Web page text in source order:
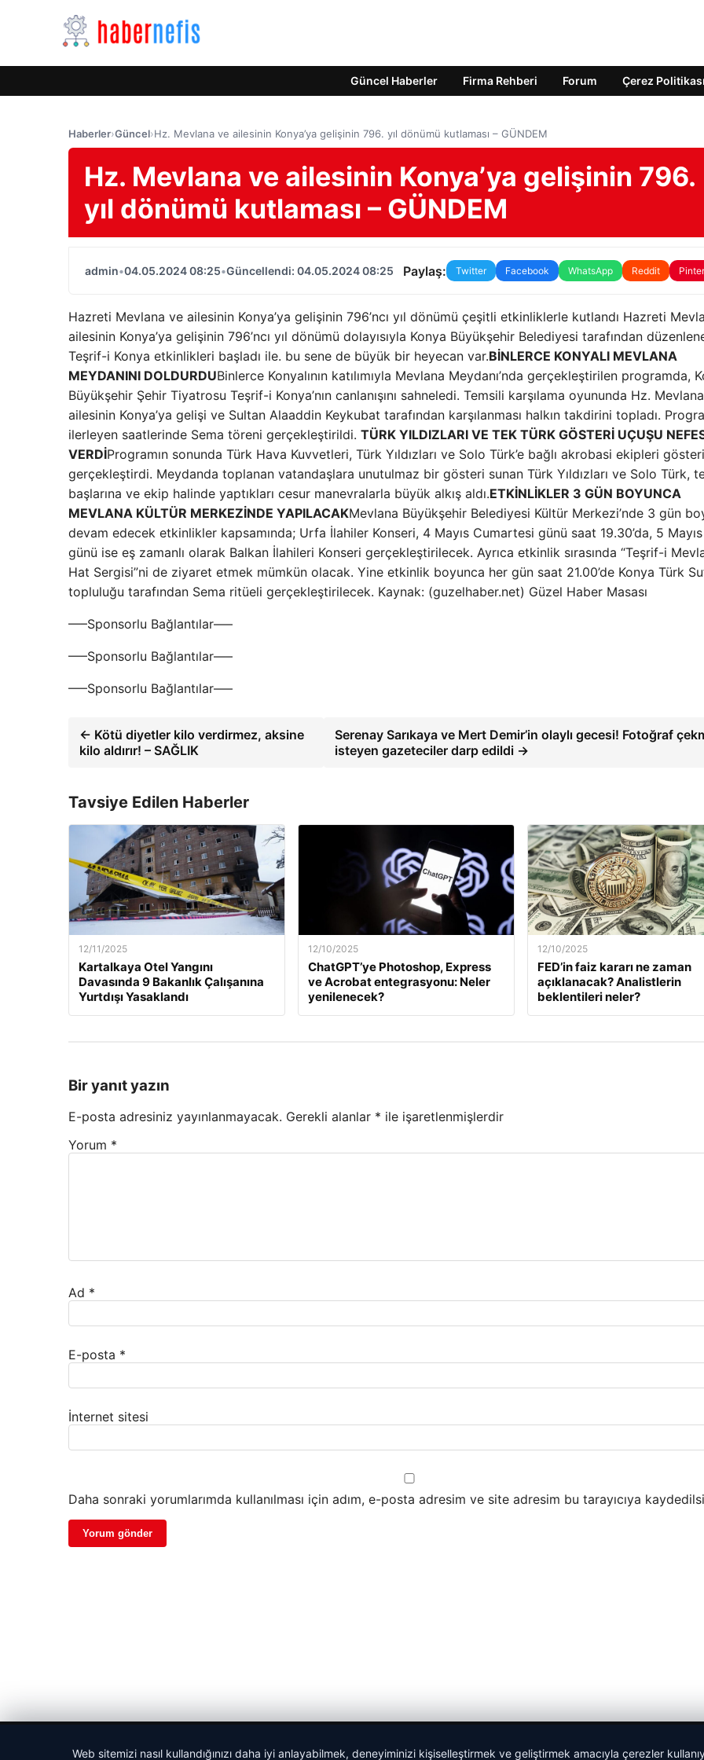
Güncel Haberler Firma Rehberi Forum Çerez Politikası
Haberler›Güncel›Hz. Mevlana ve ailesinin Konya’ya gelişinin 796. yıl dönümü kutlaması – GÜNDEM
Hz. Mevlana ve ailesinin Konya’ya gelişinin 796.
yıl dönümü kutlaması – GÜNDEM
admin•04.05.2024 08:25•Güncellendi: 04.05.2024 08:25 Paylaş: Twitter Facebook WhatsApp Reddit
Hazreti Mevlana ve ailesinin Konya’ya gelişinin 796’ncı yıl dönümü çeşitli etkinliklerle kutlandı Hazreti
ailesinin Konya’ya gelişinin 796’ncı yıl dönümü dolayısıyla Konya Büyükşehir Belediyesi tarafından
Teşrif-i Konya etkinlikleri başladı ile. bu sene de büyük bir heyecan var.BİNLERCE KONYALI MEVLANA
MEYDANINI DOLDURDUBinlerce Konyalının katılımıyla Mevlana Meydanı’nda gerçekleştirilen programda,
Büyükşehir Şehir Tiyatrosu Teşrif-i Konya’nın canlanışını sahneledi. Temsili karşılama oyununda Hz.
ailesinin Konya’ya gelişi ve Sultan Alaaddin Keykubat tarafından karşılanması halkın takdirini topladı.
ilerleyen saatlerinde Sema töreni gerçekleştirildi. TÜRK YILDIZLARI VE TEK TÜRK GÖSTERİ UÇUŞU
VERDİProgramın sonunda Türk Hava Kuvvetleri, Türk Yıldızları ve Solo Türk’e bağlı akrobasi ekipleri
gerçekleştirdi. Meydanda toplanan vatandaşlara unutulmaz bir gösteri sunan Türk Yıldızları ve Solo Türk,
başlarına ve ekip halinde yaptıkları cesur manevralarla büyük alkış aldı.ETKİNLİKLER 3 GÜN BOYUNCA
MEVLANA KÜLTÜR MERKEZİNDE YAPILACAKMevlana Büyükşehir Belediyesi Kültür Merkezi’nde 3 gün
devam edecek etkinlikler kapsamında; Urfa İlahiler Konseri, 4 Mayıs Cumartesi günü saat 19.30’da, 5
günü ise eş zamanlı olarak Balkan İlahileri Konseri gerçekleştirilecek. Ayrıca etkinlik sırasında “Teşrif-i
Hat Sergisi”ni de ziyaret etmek mümkün olacak. Yine etkinlik boyunca her gün saat 21.00’de Konya Türk
topluluğu tarafından Sema ritüeli gerçekleştirilecek. Kaynak: (guzelhaber.net) Güzel Haber Masası
—–Sponsorlu Bağlantılar—–
—–Sponsorlu Bağlantılar—–
—–Sponsorlu Bağlantılar—–
← Kötü diyetler kilo verdirmez, aksine
kilo aldırır! – SAĞLIK
Serenay Sarıkaya ve Mert Demir’in olaylı gecesi! Fotoğraf
isteyen gazeteciler darp edildi →
Tavsiye Edilen Haberler
12/11/2025
Kartalkaya Otel Yangını
Davasında 9 Bakanlık Çalışanına
Yurtdışı Yasaklandı
12/10/2025
ChatGPT’ye Photoshop, Express
ve Acrobat entegrasyonu: Neler
yenilenecek?
12/10/2025
FED’in faiz kararı ne zaman
açıklanacak? Analistlerin
beklentileri neler?
Bir yanıt yazın
E-posta adresiniz yayınlanmayacak. Gerekli alanlar * ile işaretlenmişlerdir
Yorum *
Ad *
E-posta *
İnternet sitesi
Daha sonraki yorumlarımda kullanılması için adım, e-posta adresim ve site adresim bu tarayıcıya
Web sitemizi nasıl kullandığınızı daha iyi anlayabilmek, deneyiminizi kişiselleştirmek ve geliştirmek amacıyla çerezler